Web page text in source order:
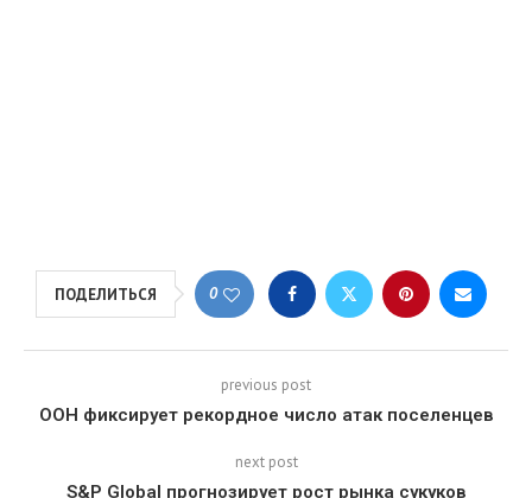
ПОДЕЛИТЬСЯ 0
previous post
ООН фиксирует рекордное число атак поселенцев
next post
S&P Global прогнозирует рост рынка сукуков